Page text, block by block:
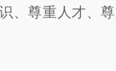
、尊重人才、